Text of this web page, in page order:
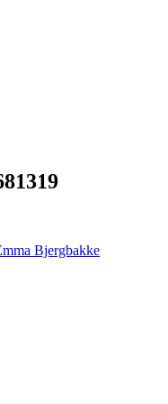
Bjergbakke